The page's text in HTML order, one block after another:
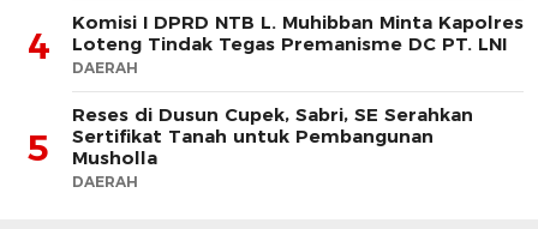
4
Komisi I DPRD NTB L. Muhibban Minta Kapolres
Loteng Tindak Tegas Premanisme DC PT. LNI
DAERAH
5
Reses di Dusun Cupek, Sabri, SE Serahkan
Sertifikat Tanah untuk Pembangunan
Musholla
DAERAH